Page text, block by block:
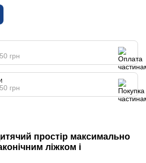
грн
грн
простір максимально
ліжком і